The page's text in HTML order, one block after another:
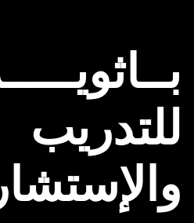
للتدريب